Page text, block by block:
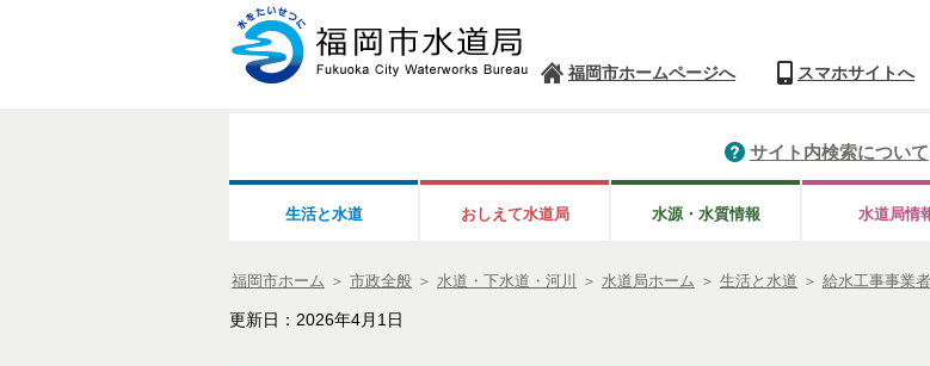
福岡市ホームページへ スマホサイトへ
サイト内検索について
生活と水道 おしえて水道局 水源・水質情報 水道局情
福岡市ホーム ＞ 市政全般 ＞ 水道・下水道・河川 ＞ 水道局ホーム ＞ 生活と水道 ＞ 給水工事事業
更新日：2026年4月1日